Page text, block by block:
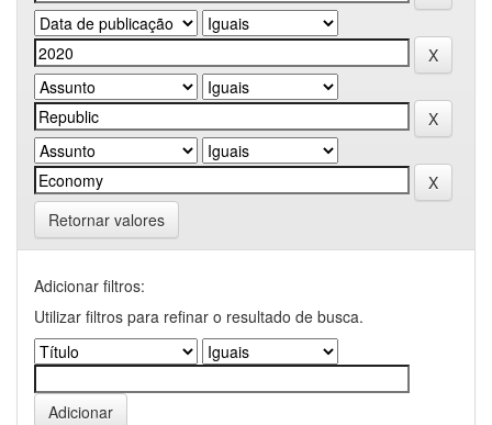
Retornar valores
Adicionar filtros:
Utilizar filtros para refinar o resultado de busca.